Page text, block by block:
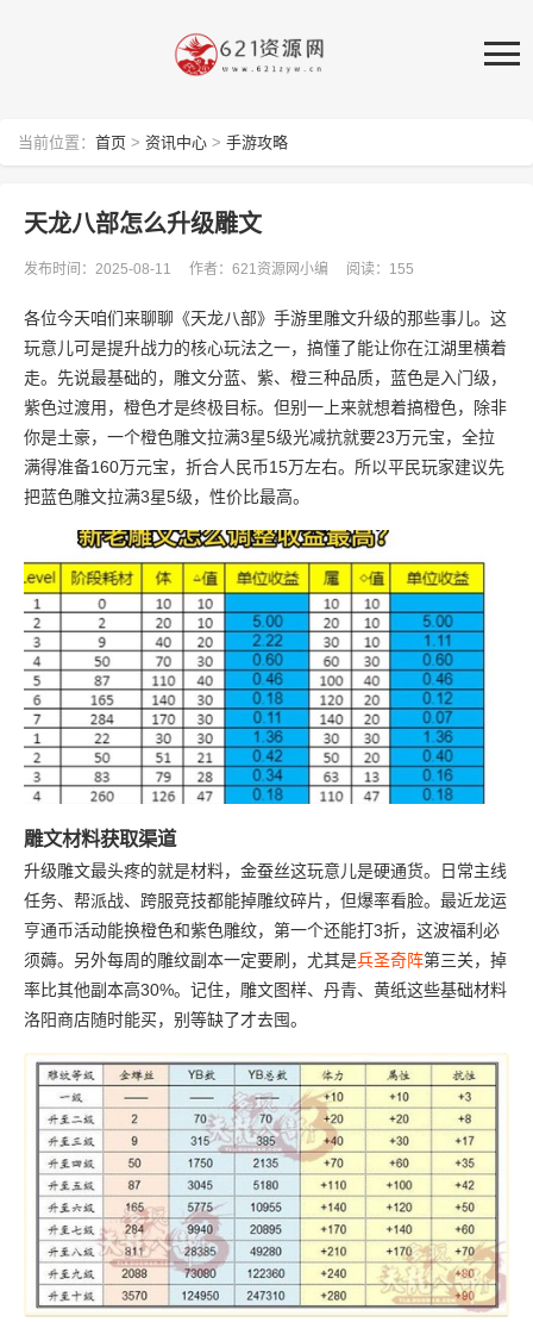
当前位置： 首页 > 资讯中心 > 手游攻略
天龙八部怎么升级雕文
发布时间：2025-08-11 作者：621资源网小编 阅读：155
各位今天咱们来聊聊《天龙八部》手游里雕文升级的那些事儿。这
玩意儿可是提升战力的核心玩法之一，搞懂了能让你在江湖里横着
走。先说最基础的，雕文分蓝、紫、橙三种品质，蓝色是入门级，
紫色过渡用，橙色才是终极目标。但别一上来就想着搞橙色，除非
你是土豪，一个橙色雕文拉满3星5级光减抗就要23万元宝，全拉
满得准备160万元宝，折合人民币15万左右。所以平民玩家建议先
把蓝色雕文拉满3星5级，性价比最高。
雕文材料获取渠道
升级雕文最头疼的就是材料，金蚕丝这玩意儿是硬通货。日常主线
任务、帮派战、跨服竞技都能掉雕纹碎片，但爆率看脸。最近龙运
亨通币活动能换橙色和紫色雕纹，第一个还能打3折，这波福利必
须薅。另外每周的雕纹副本一定要刷，尤其是兵圣奇阵第三关，掉
率比其他副本高30%。记住，雕文图样、丹青、黄纸这些基础材料
洛阳商店随时能买，别等缺了才去囤。